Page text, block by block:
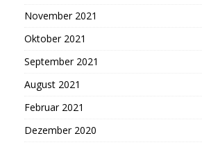
November 2021
Oktober 2021
September 2021
August 2021
Februar 2021
Dezember 2020